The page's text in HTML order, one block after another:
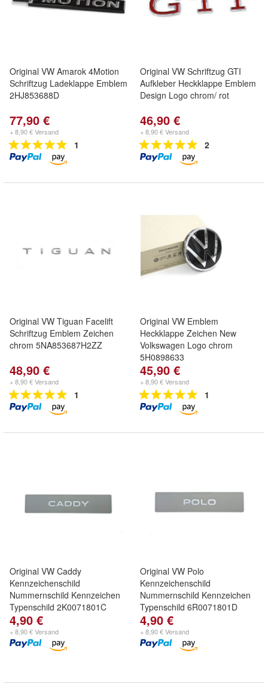
Original VW Amarok 4Motion
Schriftzug Ladeklappe Emblem
2HJ853688D
77,90 €
+ 8,90 € Versand
1
Original VW Schriftzug GTI
Aufkleber Heckklappe Emblem
Design Logo chrom/ rot
46,90 €
+ 8,90 € Versand
2
Original VW Tiguan Facelift
Schriftzug Emblem Zeichen
chrom 5NA853687H2ZZ
48,90 €
+ 8,90 € Versand
1
Original VW Emblem
Heckklappe Zeichen New
Volkswagen Logo chrom
5H0898633
45,90 €
+ 8,90 € Versand
1
Original VW Caddy
Kennzeichenschild
Nummernschild Kennzeichen
Typenschild 2K0071801C
4,90 €
+ 8,90 € Versand
Original VW Polo
Kennzeichenschild
Nummernschild Kennzeichen
Typenschild 6R0071801D
4,90 €
+ 8,90 € Versand